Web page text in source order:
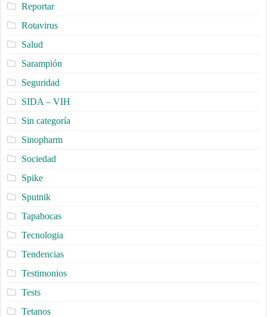
Reportar
Rotavirus
Salud
Sarampión
Seguridad
SIDA – VIH
Sin categoría
Sinopharm
Sociedad
Spike
Sputnik
Tapabocas
Tecnologia
Tendencias
Testimonios
Tests
Tetanos